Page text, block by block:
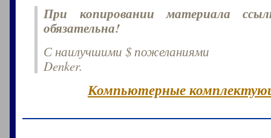
При копировании материала
обязательна!
С наилучшими $ пожеланиями
Denker.
Компьютерные